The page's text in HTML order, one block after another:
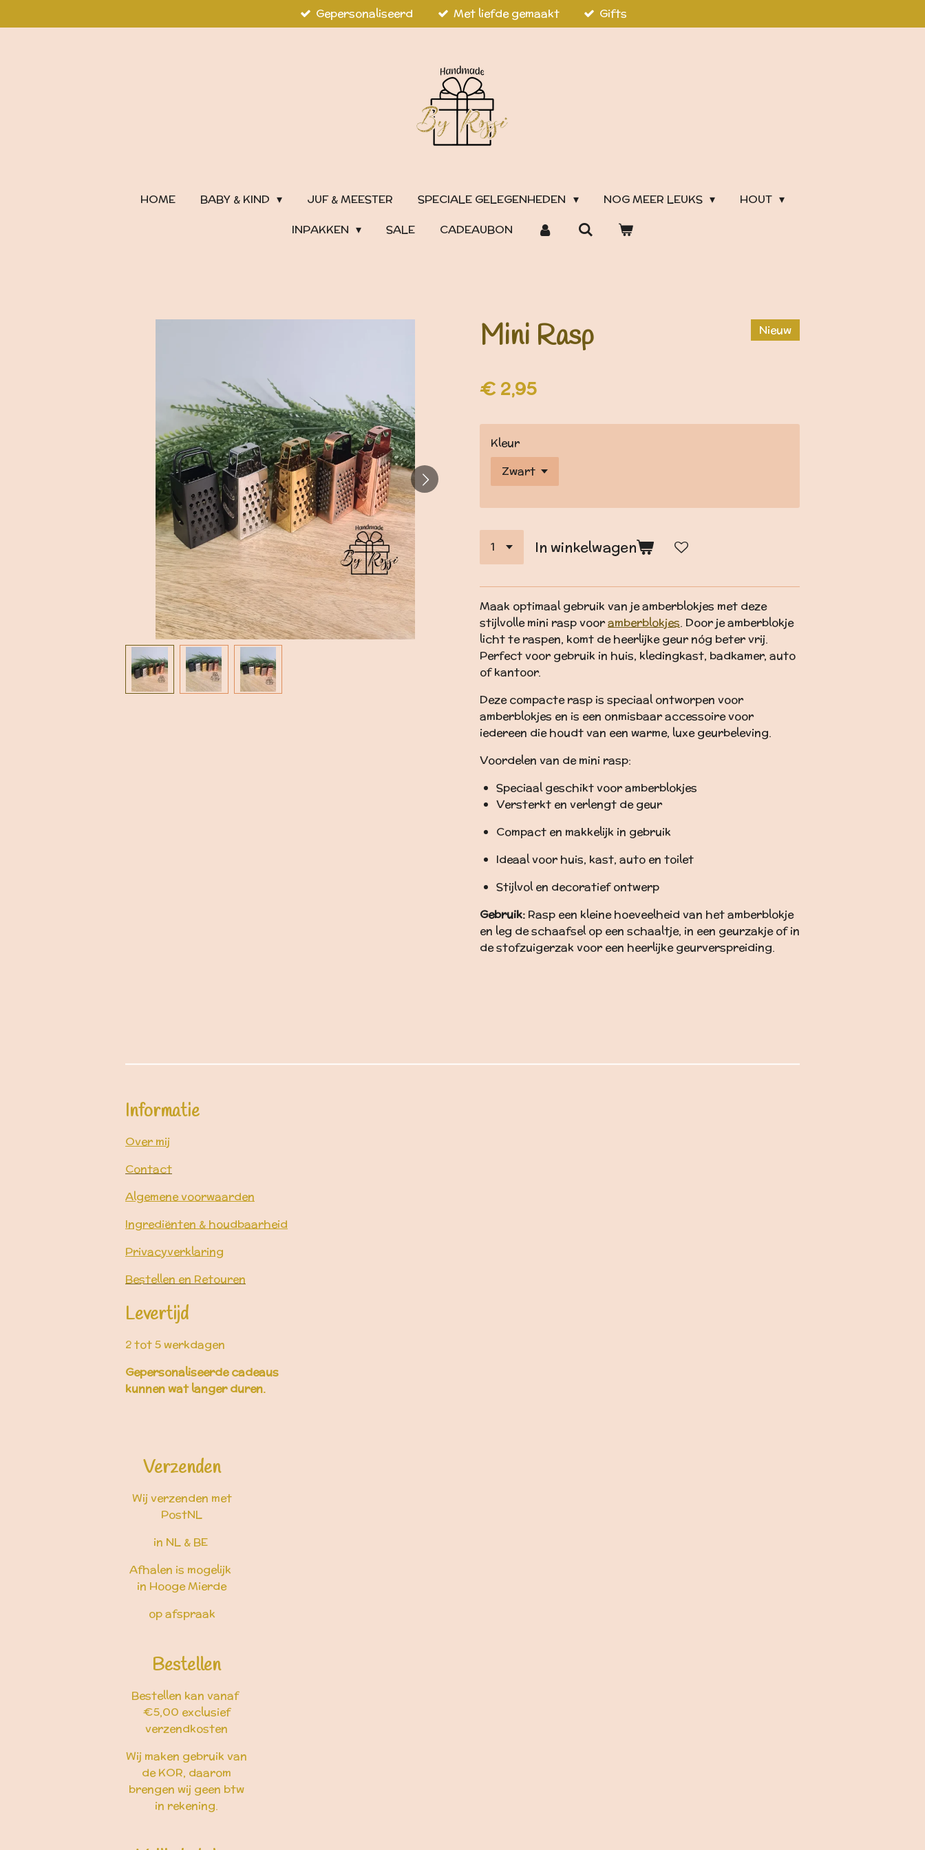
direct
Gepersonaliseerd Met liefde gemaakt Gifts
HOME BABY & KIND JUF & MEESTER SPECIALE GELEGENHEDEN NOG MEER LEUKS
HOUT
INPAKKEN
SALE CADEAUBON
Mini Rasp Nieuw
€ 2,95
Kleur
In winkelwagen
Maak optimaal gebruik van je amberblokjes met deze
stijlvolle mini rasp vooramberblokjes. Door je amberblokje
licht te raspen, komt de heerlijke geur nóg beter vrij.
Perfect voor gebruik in huis, kledingkast, badkamer, auto
of kantoor.
Deze compacte rasp is speciaal ontworpen voor
amberblokjes en is een onmisbaar accessoire voor
iedereen die houdt van een warme, luxe geurbeleving.
Voordelen van de mini rasp:
Speciaal geschikt voor amberblokjes
Versterkt en verlengt de geur
Compact en makkelijk in gebruik
Ideaal voor huis, kast, auto en toilet
Stijlvol en decoratief ontwerp
Gebruik: Rasp een kleine hoeveelheid van het amberblokje
en leg de schaafsel op een schaaltje, in een geurzakje of in
de stofzuigerzak voor een heerlijke geurverspreiding.
Informatie
Over mij
Contact
Algemene voorwaarden
Ingrediënten & houdbaarheid
Privacyverklaring
Bestellen en Retouren
Levertijd
2 tot 5 werkdagen
Gepersonaliseerde cadeaus
kunnen wat langer duren.
Verzenden
Wij verzenden met
PostNL
in NL & BE
Afhalen is mogelijk
in Hooge Mierde
op afspraak
Bestellen
Bestellen kan vanaf
€5,00 exclusief
verzendkosten
Wij maken gebruik van
de KOR, daarom
brengen wij geen btw
in rekening.